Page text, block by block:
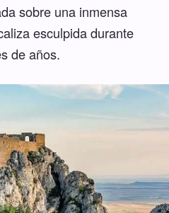
sobre una inmensa
esculpida durante
de años.